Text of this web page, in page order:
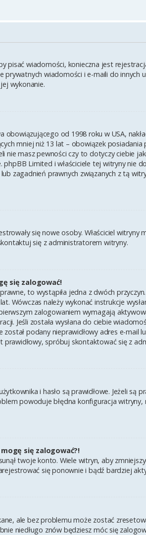
pisać wiadomości, konieczna jest
prywatnych wiadomości i e-maili do
wykonanie.
od 1998 roku w USA,
mniej niż 13 lat – obowiązek
nie masz pewności czy to dotyczy ciebie
Limited i właściciele tej witryny nie
zagadnień prawnych związanych z tą
się nowe osoby. Właściciel
się z administratorem witryny.
się zalogować!
to wystąpiła jedna z dwóch
Wówczas należy wykonać instrukcje
zalogowaniem wymagają
Jeśli została wysłana do ciebie
podany nieprawidłowy adres e-mail
prawidłowy, spróbuj skontaktować się z
i hasło są prawidłowe. Jeżeli są
powoduje błędna konfiguracja witryny,
się zalogować?!
twoje konto. Wiele witryn, aby
się ponownie i bądź bardziej
ale bez problemu może zostać
niedługo znów będziesz móc się